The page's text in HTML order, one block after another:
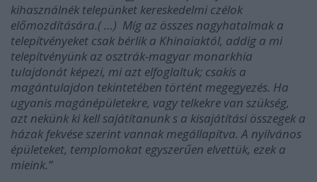
kihasználnék telepünket kereskedelmi czélok
előmozdítására.( …) Míg az összes nagyhatalmak a
telepítvényeket csak bérlik a Khinaiaktól, addig a mi
telepítvényünk az osztrák-magyar monarkhia
tulajdonát képezi, mi azt elfoglaltuk; csakis a
magántulajdon tekintetében történt megegyezés. Ha
ugyanis magánépületekre, vagy telkekre van szükség,
azt nekünk ki kell sajátítanunk s a kisajátítási összegek a
házak fekvése szerint vannak megállapítva. A nyilvános
épületeket, templomokat egyszerűen elvettük, ezek a
mieink.”